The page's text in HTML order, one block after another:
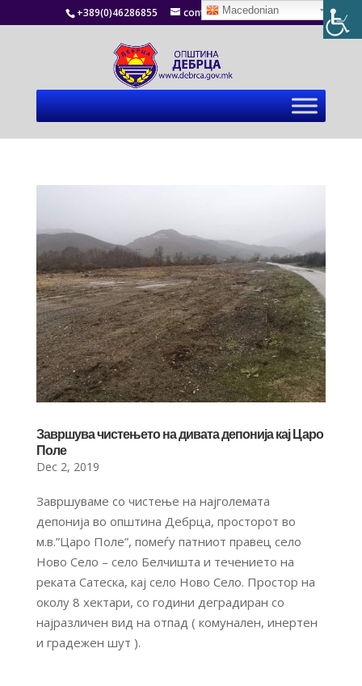
+389(0)46286855 contact@debrca.gov.mk
Завршува чистењето на дивата депонија кај Царо
Поле
Dec 2, 2019
Завршуваме со чистење на најголемата
депонија во општина Дебрца, просторот во
м.в.”Царo Поле”, помеѓу патниот правец село
Ново Село – село Белчишта и течението на
реката Сатеска, кај село Ново Село. Простор на
околу 8 хектари, со години деградиран со
најразличен вид на отпад ( комунален, инертен
и градежен шут ).
Macedonian